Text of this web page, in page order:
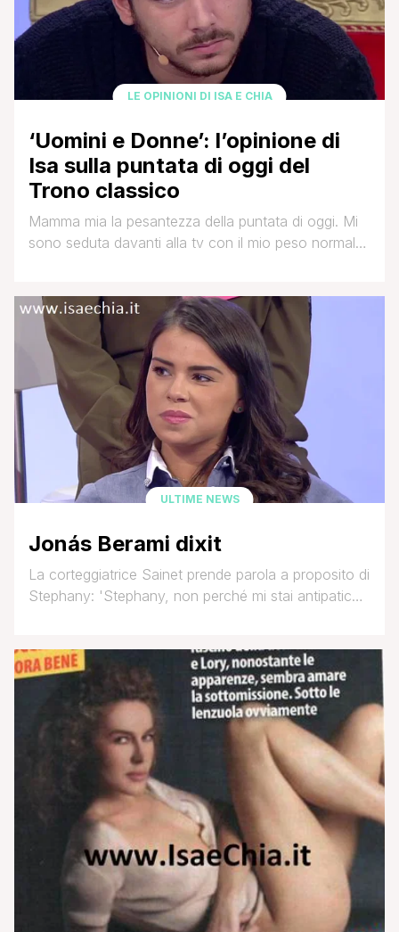
LE OPINIONI DI ISA E CHIA
‘Uomini e Donne’: l’opinione di
Isa sulla puntata di oggi del
Trono classico
Mamma mia la pesantezza della puntata di oggi. Mi
sono seduta davanti alla tv con il mio peso normale
sembrata promettente con l'esterna tra Jonas
Berami e Cinzia che ha dato un senso all'esistenza
di quest'ultima ovvero [']
ULTIME NEWS
Jonás Berami dixit
La corteggiatrice Sainet prende parola a proposito di
Stephany: 'Stephany, non perché mi stai antipatica,
tronisti, convinta di andare a casa.. Dicendo 'Non
me ne frega niente', 'Son dei cessi, non me ne
frega niente'..' Jonás Berami: 'Brava.. [']